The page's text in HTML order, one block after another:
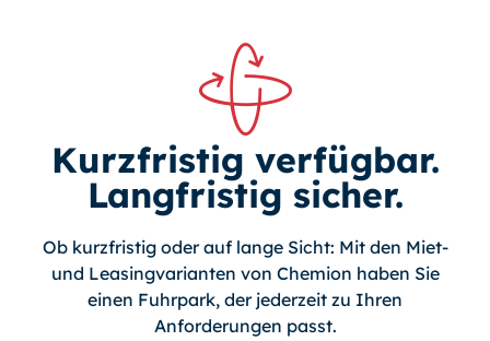
Kurzfristig verfügbar.
Langfristig sicher.
Ob kurzfristig oder auf lange Sicht: Mit den Miet-
und Leasingvarianten von Chemion haben Sie
einen Fuhrpark, der jederzeit zu Ihren
Anforderungen passt.